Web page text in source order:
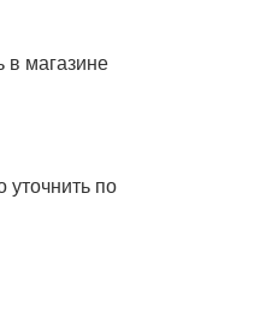
в магазине
уточнить по